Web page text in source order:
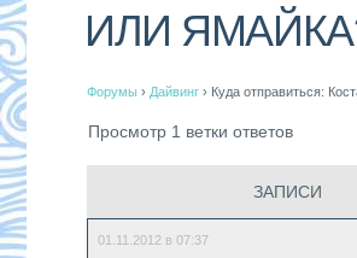
ИЛИ
Форумы › Дайвинг › Куда отправиться:
Просмотр 1 ветки ответов
ЗАПИСИ
01.11.2012 в 07:37